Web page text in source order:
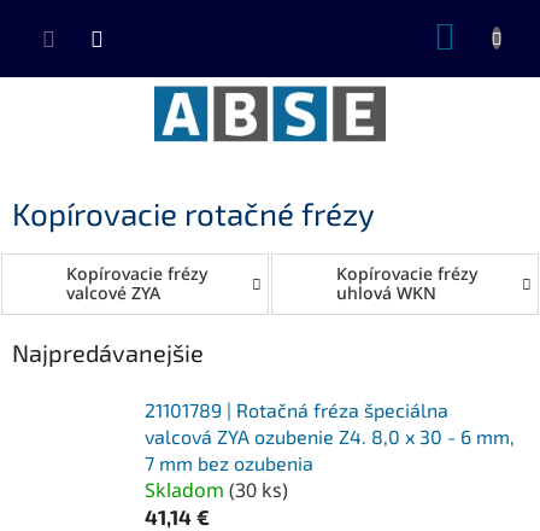
Kopírovacie rotačné frézy
Kopírovacie frézy
valcové ZYA
Kopírovacie frézy
uhlová WKN
Najpredávanejšie
21101789 | Rotačná fréza špeciálna
valcová ZYA ozubenie Z4. 8,0 x 30 - 6 mm,
7 mm bez ozubenia
Skladom (30 ks)
41,14 €